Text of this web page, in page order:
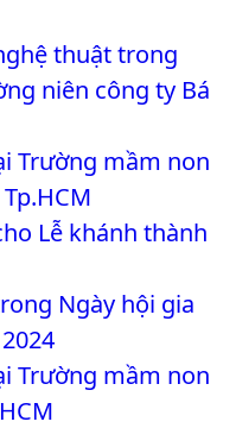
thuật trong
niên công ty Bá
Trường mầm non
Lễ khánh thành
Ngày hội gia
Trường mầm non